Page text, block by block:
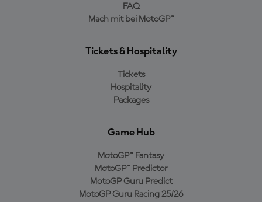
FAQ
Mach mit bei MotoGP™
Tickets & Hospitality
Tickets
Hospitality
Packages
Game Hub
MotoGP™ Fantasy
MotoGP™ Predictor
MotoGP Guru Predict
MotoGP Guru Racing 25/26